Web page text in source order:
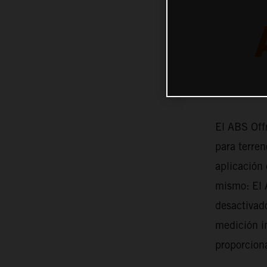
El ABS
para
aplicación
mismo: El
medición